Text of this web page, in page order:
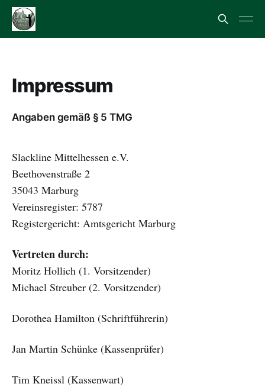
Impressum
Angaben gemäß § 5 TMG
Slackline Mittelhessen e.V.
Beethovenstraße 2
35043 Marburg
Vereinsregister: 5787
Registergericht: Amtsgericht Marburg
Vertreten durch:
Moritz Hollich (1. Vorsitzender)
Michael Streuber (2. Vorsitzender)
Dorothea Hamilton (Schriftführerin)
Jan Martin Schünke (Kassenprüfer)
Tim Kneissl (Kassenwart)